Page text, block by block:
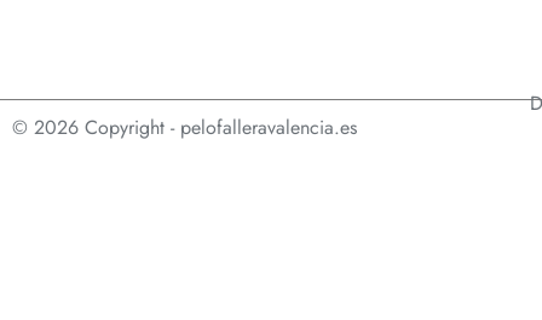
© 2026 Copyright - pelofalleravalencia.es